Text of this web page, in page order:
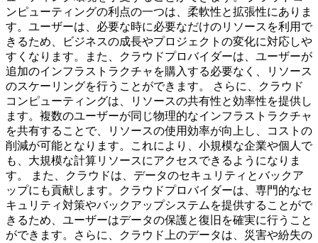
ンピューティングの利点の一つは、柔軟性と拡張性にありま
す。ユーザーは、必要な時に必要なだけのリソースを利用で
きるため、ビジネスの成長やプロジェクトの変化に対応しや
すくなります。また、クラウドプロバイダーは、ユーザーが
追加のインフラストラクチャを購入する必要なく、リソース
のスケーリングを行うことができます。 さらに、クラウド
コンピューティングは、リソースの共有性と効率性を提供し
ます。複数のユーザーが同じ物理的なインフラストラクチャ
を共有することで、リソースの使用効率が向上し、コストの
削減が可能となります。これにより、小規模な企業や個人で
も、大規模な計算リソースにアクセスできるようになりま
す。 また、クラウドは、データのセキュリティとバックア
ップにも貢献します。クラウドプロバイダーは、専門的なセ
キュリティ対策やバックアップシステムを提供することがで
きるため、ユーザーはデータの保護と復旧を確実に行うこと
ができます。さらに、クラウド上のデータは、災害や紛失の